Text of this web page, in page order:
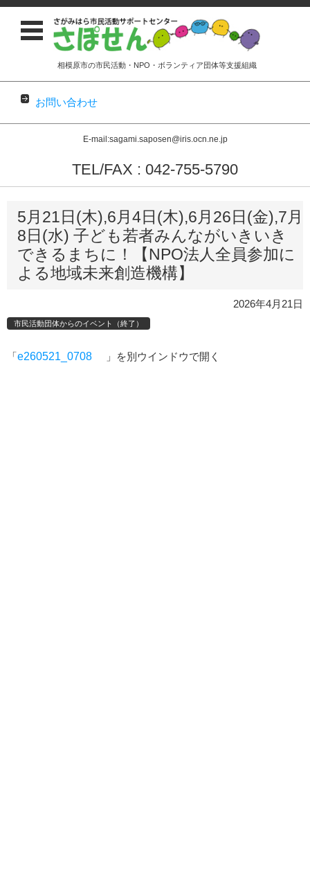
相模原市の市民活動・NPO・ボランティア団体等支援組織
お問い合わせ
E-mail:sagami.saposen@iris.ocn.ne.jp
TEL/FAX : 042-755-5790
コンテンツに移動
5月21日(木),6月4日(木),6月26日(金),7月
8日(水) 子ども若者みんながいきいき
できるまちに！【NPO法人全員参加に
よる地域未来創造機構】
2026年4月21日
市民活動団体からのイベント（終了）
「e260521_0708 」を別ウインドウで開く